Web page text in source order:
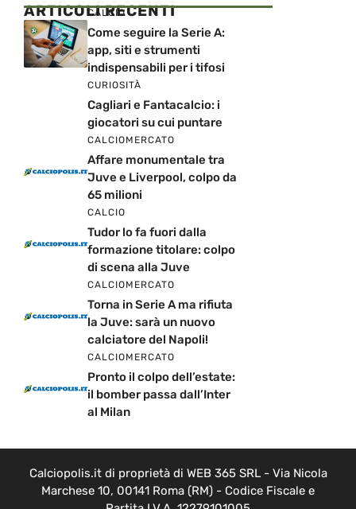
ARTICOLI RECENTI
CALCIO
Come seguire la Serie A:
app, siti e strumenti
indispensabili per i tifosi
CURIOSITÀ
Cagliari e Fantacalcio: i
giocatori su cui puntare
CALCIOMERCATO
Affare monumentale tra
Juve e Liverpool, colpo da
65 milioni
CALCIO
Tudor lo fa fuori dalla
formazione titolare: colpo
di scena alla Juve
CALCIOMERCATO
Torna in Serie A ma rifiuta
la Juve: sarà un nuovo
calciatore del Napoli!
CALCIOMERCATO
Pronto il colpo dell’estate:
il bomber passa dall’Inter
al Milan
Calciopolis.it di proprietà di WEB 365 SRL - Via Nicola
Marchese 10, 00141 Roma (RM) - Codice Fiscale e